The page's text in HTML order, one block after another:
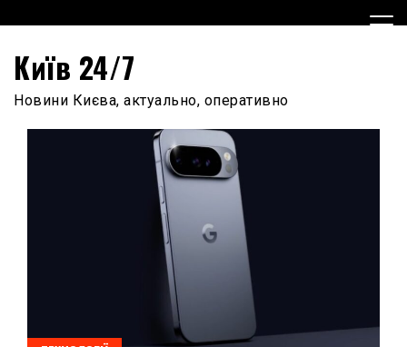
to
Київ 24/7
Новини Києва, актуально, оперативно